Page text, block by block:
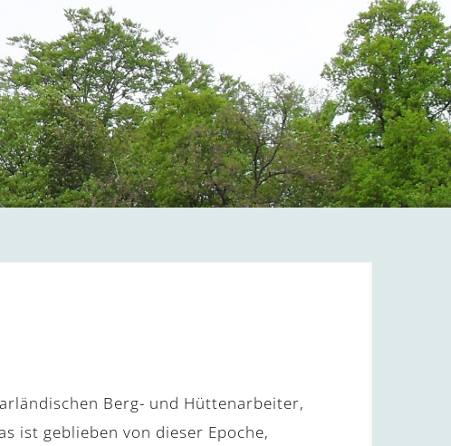
Berg- und Hüttenarbeiter,
ist geblieben von dieser Epoche,